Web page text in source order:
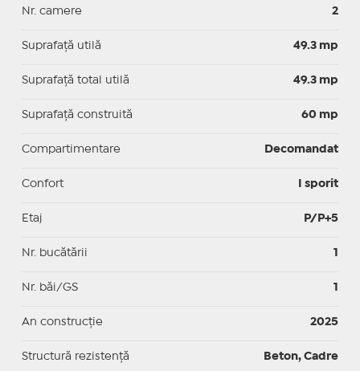
Nr. camere 2
Suprafaţă utilă 49.3 mp
Suprafaţă total utilă 49.3 mp
Suprafaţă construită 60 mp
Compartimentare Decomandat
Confort I sporit
Etaj P/P+5
Nr. bucătării 1
Nr. băi/GS 1
An construcție 2025
Structură rezistență Beton, Cadre